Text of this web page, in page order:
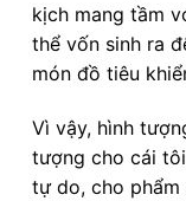
kịch mang tầm
thể vốn sinh ra
món đồ tiêu
Vì vậy, hình
tượng cho cái
tự do, cho phẩm